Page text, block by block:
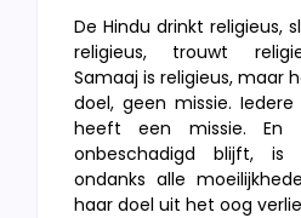
De Hindu drinkt religieus,
religieus, trouwt
Samaaj is religieus, maar
doel, geen missie.
heeft een missie. En
onbeschadigd blijft,
ondanks alle
haar doel uit het oog